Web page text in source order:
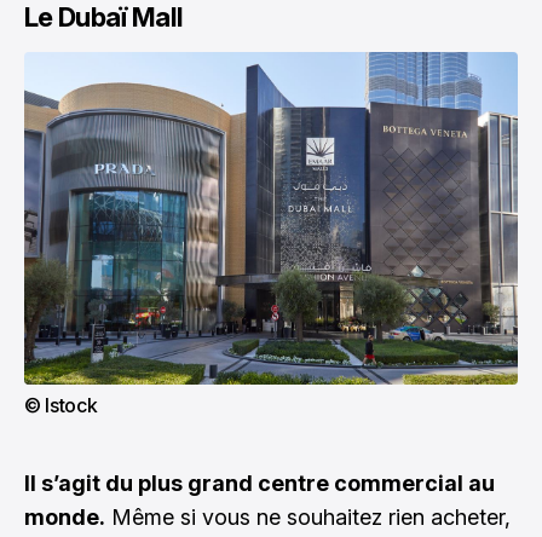
Le Dubaï Mall
© Istock
Il s’agit du plus grand centre commercial au
monde. Même si vous ne souhaitez rien acheter,